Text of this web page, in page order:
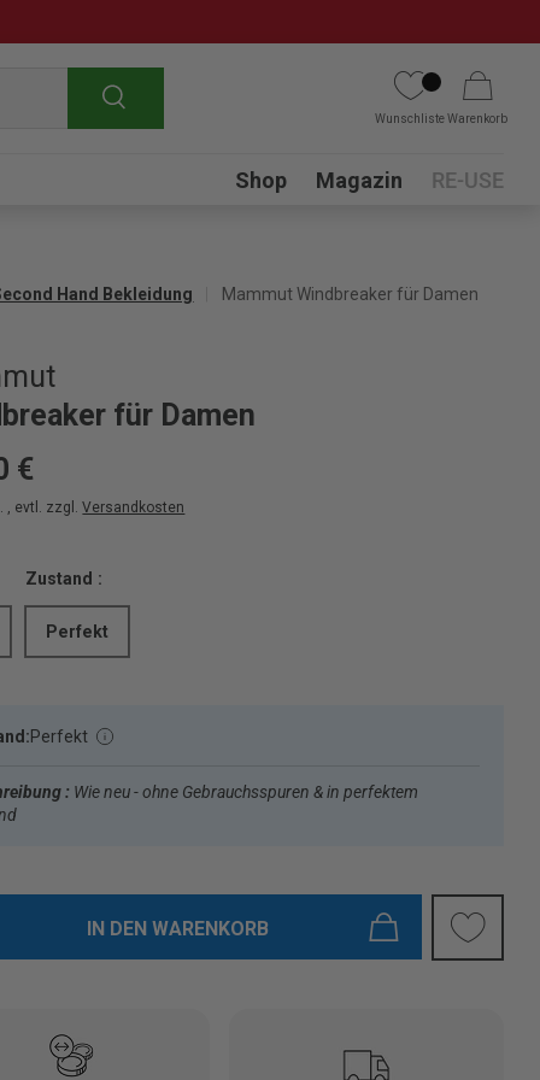
Suchen
WunschlisteWarenkorb
Submenu
Shop Magazin RE-USE
Hand Bekleidung Mammut Windbreaker für Damen
für Damen
€
, evtl. zzgl.Versandkosten
Zustand :
Perfekt
Perfekt
: Wie neu - ohne Gebrauchsspuren & in perfektem
IN DEN WARENKORB